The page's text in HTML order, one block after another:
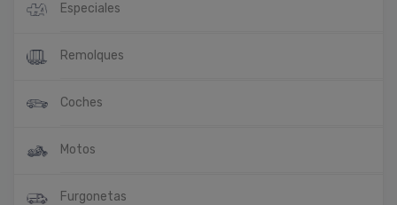
Especiales
Remolques
Coches
Motos
Furgonetas